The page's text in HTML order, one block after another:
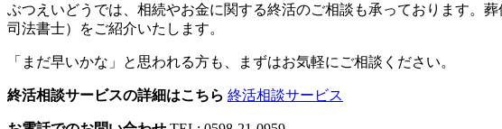
ぶつえいどうでは、相続やお金に関する終活のご相談も承っております。
司法書士）をご紹介いたします。
「まだ早いかな」と思われる方も、まずはお気軽にご相談ください。
終活相談サービスの詳細はこちら 終活相談サービス